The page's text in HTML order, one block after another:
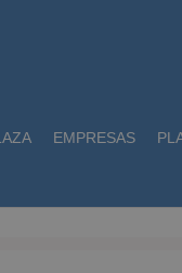
EMPRESAS